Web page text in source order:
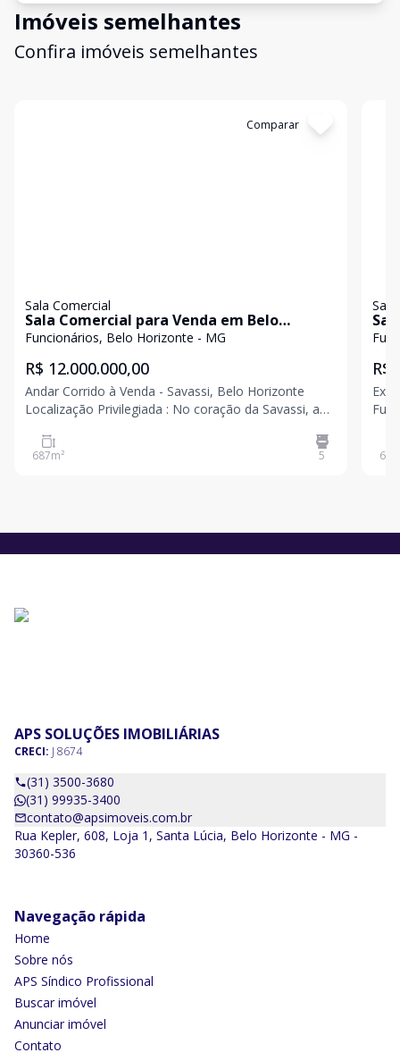
Imóveis semelhantes
Confira imóveis semelhantes
Comparar
Sala Comercial
Sala Comercial para Venda em Belo
Horizonte / MG no bairro Funcionários
Funcionários, Belo Horizonte - MG
R$ 12.000.000,00
Andar Corrido à Venda - Savassi, Belo Horizonte
Localização Privilegiada : No coração da Savassi, ao
valorização.Estrutura :9 salas amplas, sendo 4 com
banheiros privativos, totalizando 5 banheiros.Re
687m² 5
R$
Funcionários
O
69
APS SOLUÇÕES IMOBILIÁRIAS
CRECI: J 8674
(31) 3500-3680
(31) 99935-3400
contato@apsimoveis.com.br
Rua Kepler, 608, Loja 1, Santa Lúcia, Belo Horizonte - MG -
30360-536
Navegação rápida
Home
Sobre nós
APS Síndico Profissional
Buscar imóvel
Anunciar imóvel
Contato